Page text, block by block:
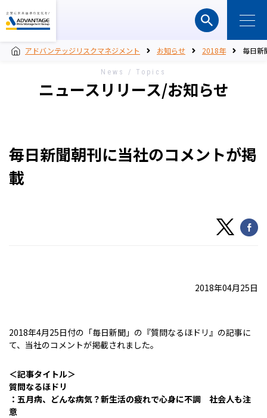
アドバンテッジリスクマネジメント お知らせ 2018年 毎日新
News / Topics
ニュースリリース/お知らせ
毎日新聞朝刊に当社のコメントが掲
載
2018年04月25日
2018年4月25日付の「毎日新聞」の『質問なるほドリ』の記事に
て、当社のコメントが掲載されました。
＜記事タイトル＞
質問なるほドリ
：五月病、どんな病気？新生活の疲れで心身に不調 社会人も注
意